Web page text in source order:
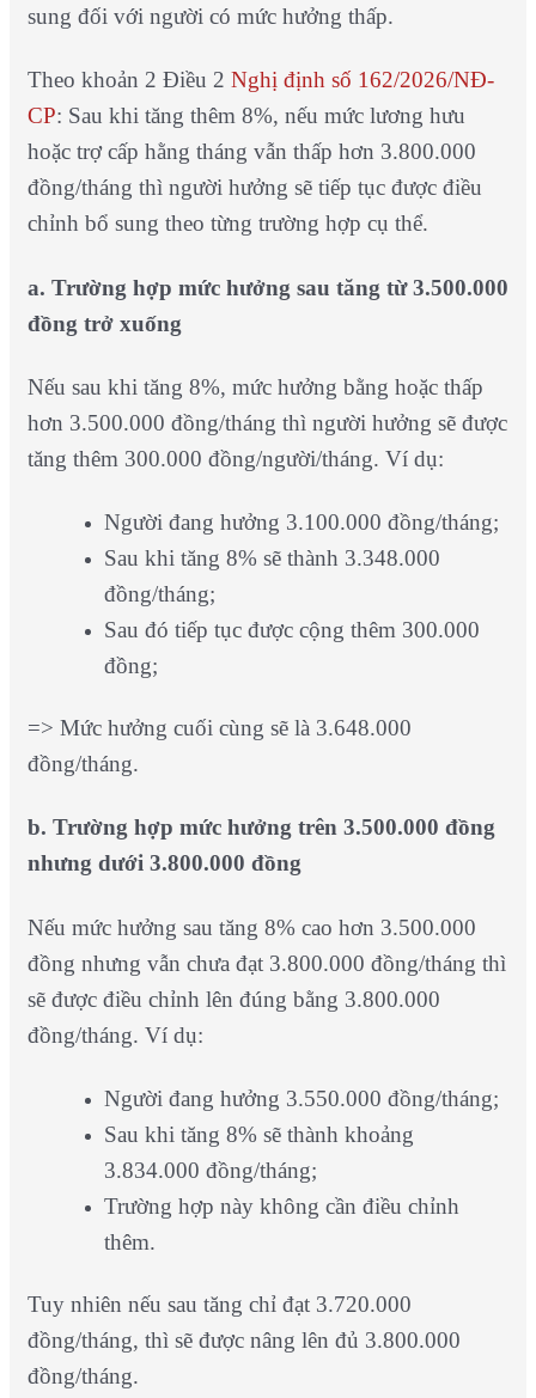
sung đối với người có mức hưởng thấp.
Theo khoản 2 Điều 2 Nghị định số 162/2026/NĐ-
CP: Sau khi tăng thêm 8%, nếu mức lương hưu
hoặc trợ cấp hằng tháng vẫn thấp hơn 3.800.000
đồng/tháng thì người hưởng sẽ tiếp tục được điều
chỉnh bổ sung theo từng trường hợp cụ thể.
a. Trường hợp mức hưởng sau tăng từ 3.500.000
đồng trở xuống
Nếu sau khi tăng 8%, mức hưởng bằng hoặc thấp
hơn 3.500.000 đồng/tháng thì người hưởng sẽ được
tăng thêm 300.000 đồng/người/tháng. Ví dụ:
Người đang hưởng 3.100.000 đồng/tháng;
Sau khi tăng 8% sẽ thành 3.348.000
đồng/tháng;
Sau đó tiếp tục được cộng thêm 300.000
đồng;
=> Mức hưởng cuối cùng sẽ là 3.648.000
đồng/tháng.
b. Trường hợp mức hưởng trên 3.500.000 đồng
nhưng dưới 3.800.000 đồng
Nếu mức hưởng sau tăng 8% cao hơn 3.500.000
đồng nhưng vẫn chưa đạt 3.800.000 đồng/tháng thì
sẽ được điều chỉnh lên đúng bằng 3.800.000
đồng/tháng. Ví dụ:
Người đang hưởng 3.550.000 đồng/tháng;
Sau khi tăng 8% sẽ thành khoảng
3.834.000 đồng/tháng;
Trường hợp này không cần điều chỉnh
thêm.
Tuy nhiên nếu sau tăng chỉ đạt 3.720.000
đồng/tháng, thì sẽ được nâng lên đủ 3.800.000
đồng/tháng.